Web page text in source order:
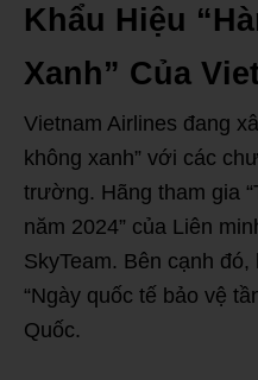
Khẩu Hiệu
Xanh” Của
Vietnam Airlines đang
không xanh” với các
trường. Hãng tham gia
năm 2024” của Liên
SkyTeam. Bên cạnh
“Ngày quốc tế bảo vệ
Quốc.